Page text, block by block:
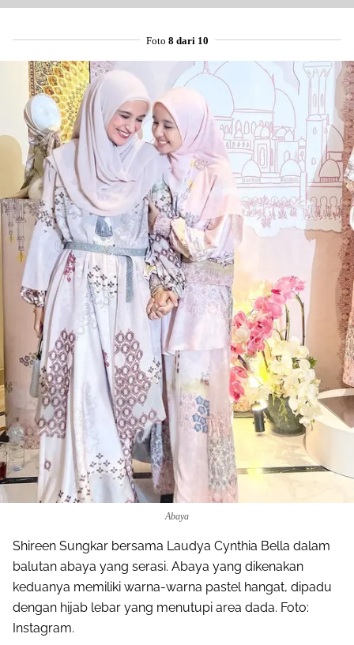
Foto 8 dari 10
Abaya
Shireen Sungkar bersama Laudya Cynthia Bella dalam
balutan abaya yang serasi. Abaya yang dikenakan
keduanya memiliki warna-warna pastel hangat, dipadu
dengan hijab lebar yang menutupi area dada. Foto:
Instagram.